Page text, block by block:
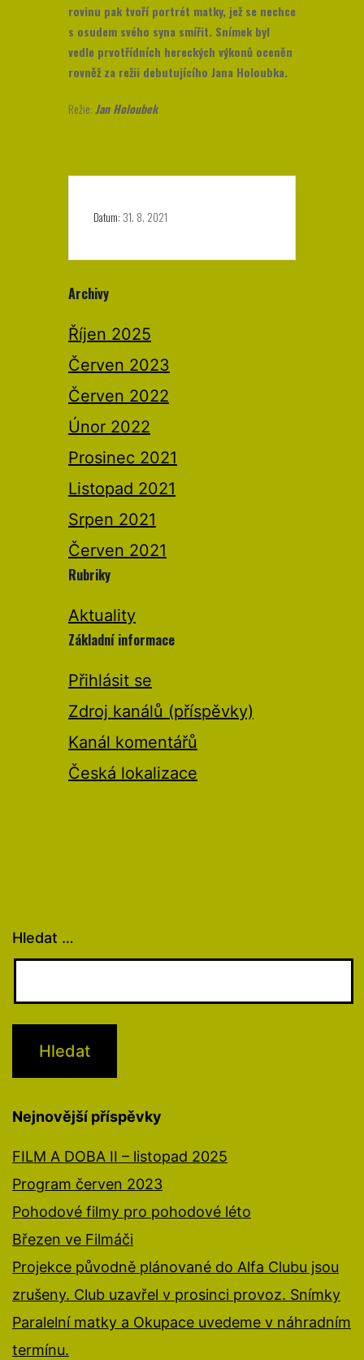
rovinu pak tvoří portrét matky, jež se nechce
s osudem svého syna smířit. Snímek byl
vedle prvotřídních hereckých výkonů oceněn
rovněž za režii debutujícího Jana Holoubka.
Režie: Jan Holoubek
Datum: 31. 8. 2021
Archivy
Říjen 2025
Červen 2023
Červen 2022
Únor 2022
Prosinec 2021
Listopad 2021
Srpen 2021
Červen 2021
Rubriky
Aktuality
Základní informace
Přihlásit se
Zdroj kanálů (příspěvky)
Kanál komentářů
Česká lokalizace
Hledat …
Nejnovější příspěvky
FILM A DOBA II – listopad 2025
Program červen 2023
Pohodové filmy pro pohodové léto
Březen ve Filmáči
Projekce původně plánované do Alfa Clubu jsou
zrušeny. Club uzavřel v prosinci provoz. Snímky
Paralelní matky a Okupace uvedeme v náhradním
termínu.